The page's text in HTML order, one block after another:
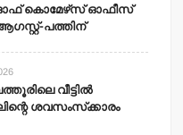
ഓഫ് കൊമേഴ്‌സ് ഓഫീസ്
പത്തിന്
വീട്ടില്‍
ശവസംസ്‌ക്കാരം